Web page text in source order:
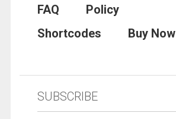
FAQ
Policy
Shortcodes
Buy Now
SUBSCRIBE